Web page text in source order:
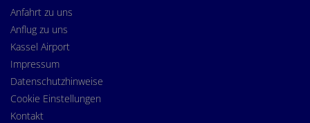
Anfahrt zu uns
Anflug zu uns
Kassel Airport
Impressum
Datenschutzhinweise
Cookie Einstellungen
Kontakt